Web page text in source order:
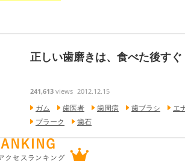
正しい歯磨きは、食べた後す
241,613 views 2012.12.15
ガム 歯医者 歯周病 歯ブラシ エ
プラーク
歯石